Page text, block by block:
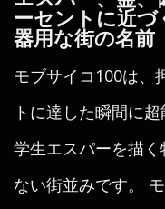
ーセントに近
器用な街の名前
モブサイコ100は、
トに達した瞬間に
学生エスパーを描
ない街並みです。